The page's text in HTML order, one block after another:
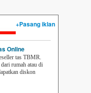
+Pasang iklan
Online
tas TBMR.
rumah atau di
diskon